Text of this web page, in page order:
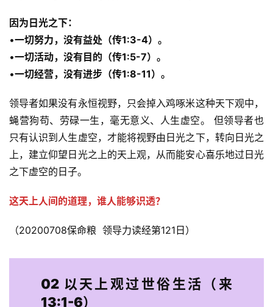
因为日光之下：
•一切努力，没有益处（传1:3-4）。
•一切活动，没有目的（传1:5-7）。
•一切经营，没有进步（传1:8-11）。
领导者如果没有永恒视野，只会掉入鸡啄米这种天下观中，
蝇营狗苟、劳碌一生，毫无意义、人生虚空。 但领导者也
只有认识到人生虚空，才能将视野由日光之下，转向日光之
上，建立仰望日光之上的天上观，从而能安心喜乐地过日光
之下虚空的日子。
这天上人间的道理，谁人能够识透？
（20200708保命粮  领导力读经第121日）
02 以天上观过世俗生活（来
13:1-6）